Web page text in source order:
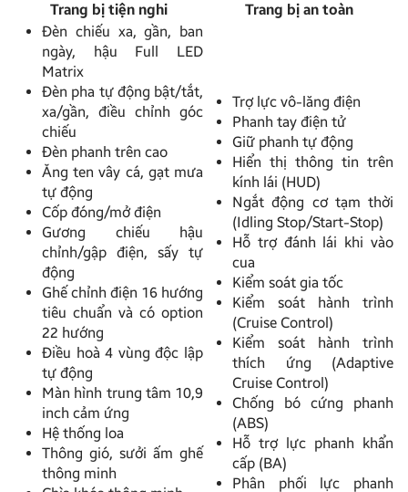
Trang bị tiện nghi
Trang bị an toàn
Đèn chiếu xa, gần, ban
ngày, hậu Full LED
Matrix
Đèn pha tự động bật/tắt,
xa/gần, điều chỉnh góc
chiếu
Đèn phanh trên cao
Ăng ten vây cá, gạt mưa
tự động
Cốp đóng/mở điện
Gương chiếu hậu
chỉnh/gập điện, sấy tự
động
Ghế chỉnh điện 16 hướng
tiêu chuẩn và có option
22 hướng
Điều hoà 4 vùng độc lập
tự động
Màn hình trung tâm 10,9
inch cảm ứng
Hệ thống loa
Thông gió, sưởi ấm ghế
thông minh
Trợ lực vô-lăng điện
Phanh tay điện tử
Giữ phanh tự động
Hiển thị thông tin trên
kính lái (HUD)
Ngắt động cơ tạm thời
(Idling Stop/Start-Stop)
Hỗ trợ đánh lái khi vào
cua
Kiểm soát gia tốc
Kiểm soát hành trình
(Cruise Control)
Kiểm soát hành trình
thích ứng (Adaptive
Cruise Control)
Chống bó cứng phanh
(ABS)
Hỗ trợ lực phanh khẩn
cấp (BA)
Phân phối lực phanh